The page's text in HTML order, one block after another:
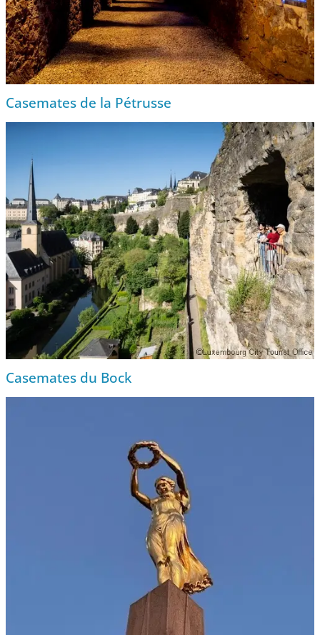
Casemates de la Pétrusse
Casemates du Bock